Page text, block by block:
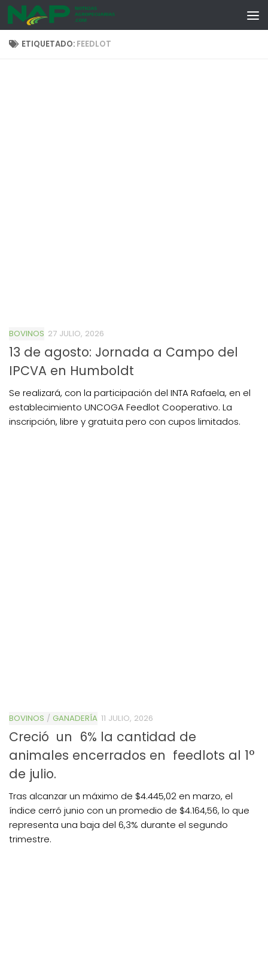
Skip to content
ETIQUETADO: FEEDLOT
BOVINOS 27 JULIO, 2026
13 de agosto: Jornada a Campo del
IPCVA en Humboldt
Se realizará, con la participación del INTA Rafaela, en el
establecimiento UNCOGA Feedlot Cooperativo. La
inscripción, libre y gratuita pero con cupos limitados.
BOVINOS / GANADERÍA 11 JULIO, 2026
Creció un 6% la cantidad de
animales encerrados en feedlots al 1°
de julio.
Tras alcanzar un máximo de $4.445,02 en marzo, el
índice cerró junio con un promedio de $4.164,56, lo que
representa una baja del 6,3% durante el segundo
trimestre.